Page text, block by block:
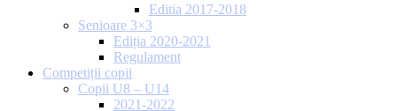
Editia 2017-2018
Senioare 3×3
Ediția 2020-2021
Regulament
Competiții copii
Copii U8 – U14
2021-2022